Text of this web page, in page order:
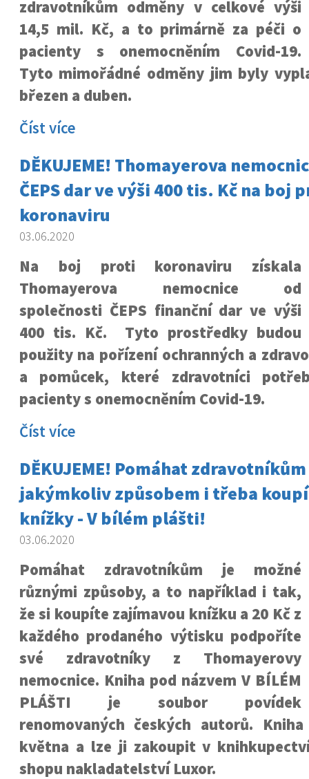
zdravotníkům odměny v celkové výši
14,5 mil. Kč, a to primárně za péči o
pacienty s onemocněním Covid-19.
Tyto mimořádné odměny jim byly
březen a duben.
Číst více
DĚKUJEME! Thomayerova
ČEPS dar ve výši 400 tis. Kč na boj
koronaviru
03.06.2020
Na boj proti koronaviru získala
Thomayerova nemocnice od
společnosti ČEPS finanční dar ve výši
400 tis. Kč. Tyto prostředky budou
použity na pořízení ochranných a
a pomůcek, které zdravotníci
pacienty s onemocněním Covid-19.
Číst více
DĚKUJEME! Pomáhat zdravotníkům
jakýmkoliv způsobem i třeba
knížky - V bílém plášti!
03.06.2020
Pomáhat zdravotníkům je možné
různými způsoby, a to například i tak,
že si koupíte zajímavou knížku a 20 Kč z
každého prodaného výtisku podpoříte
své zdravotníky z Thomayerovy
nemocnice. Kniha pod názvem V BÍLÉM
PLÁŠTI je soubor povídek
renomovaných českých autorů.
května a lze ji zakoupit v
shopu nakladatelství Luxor.